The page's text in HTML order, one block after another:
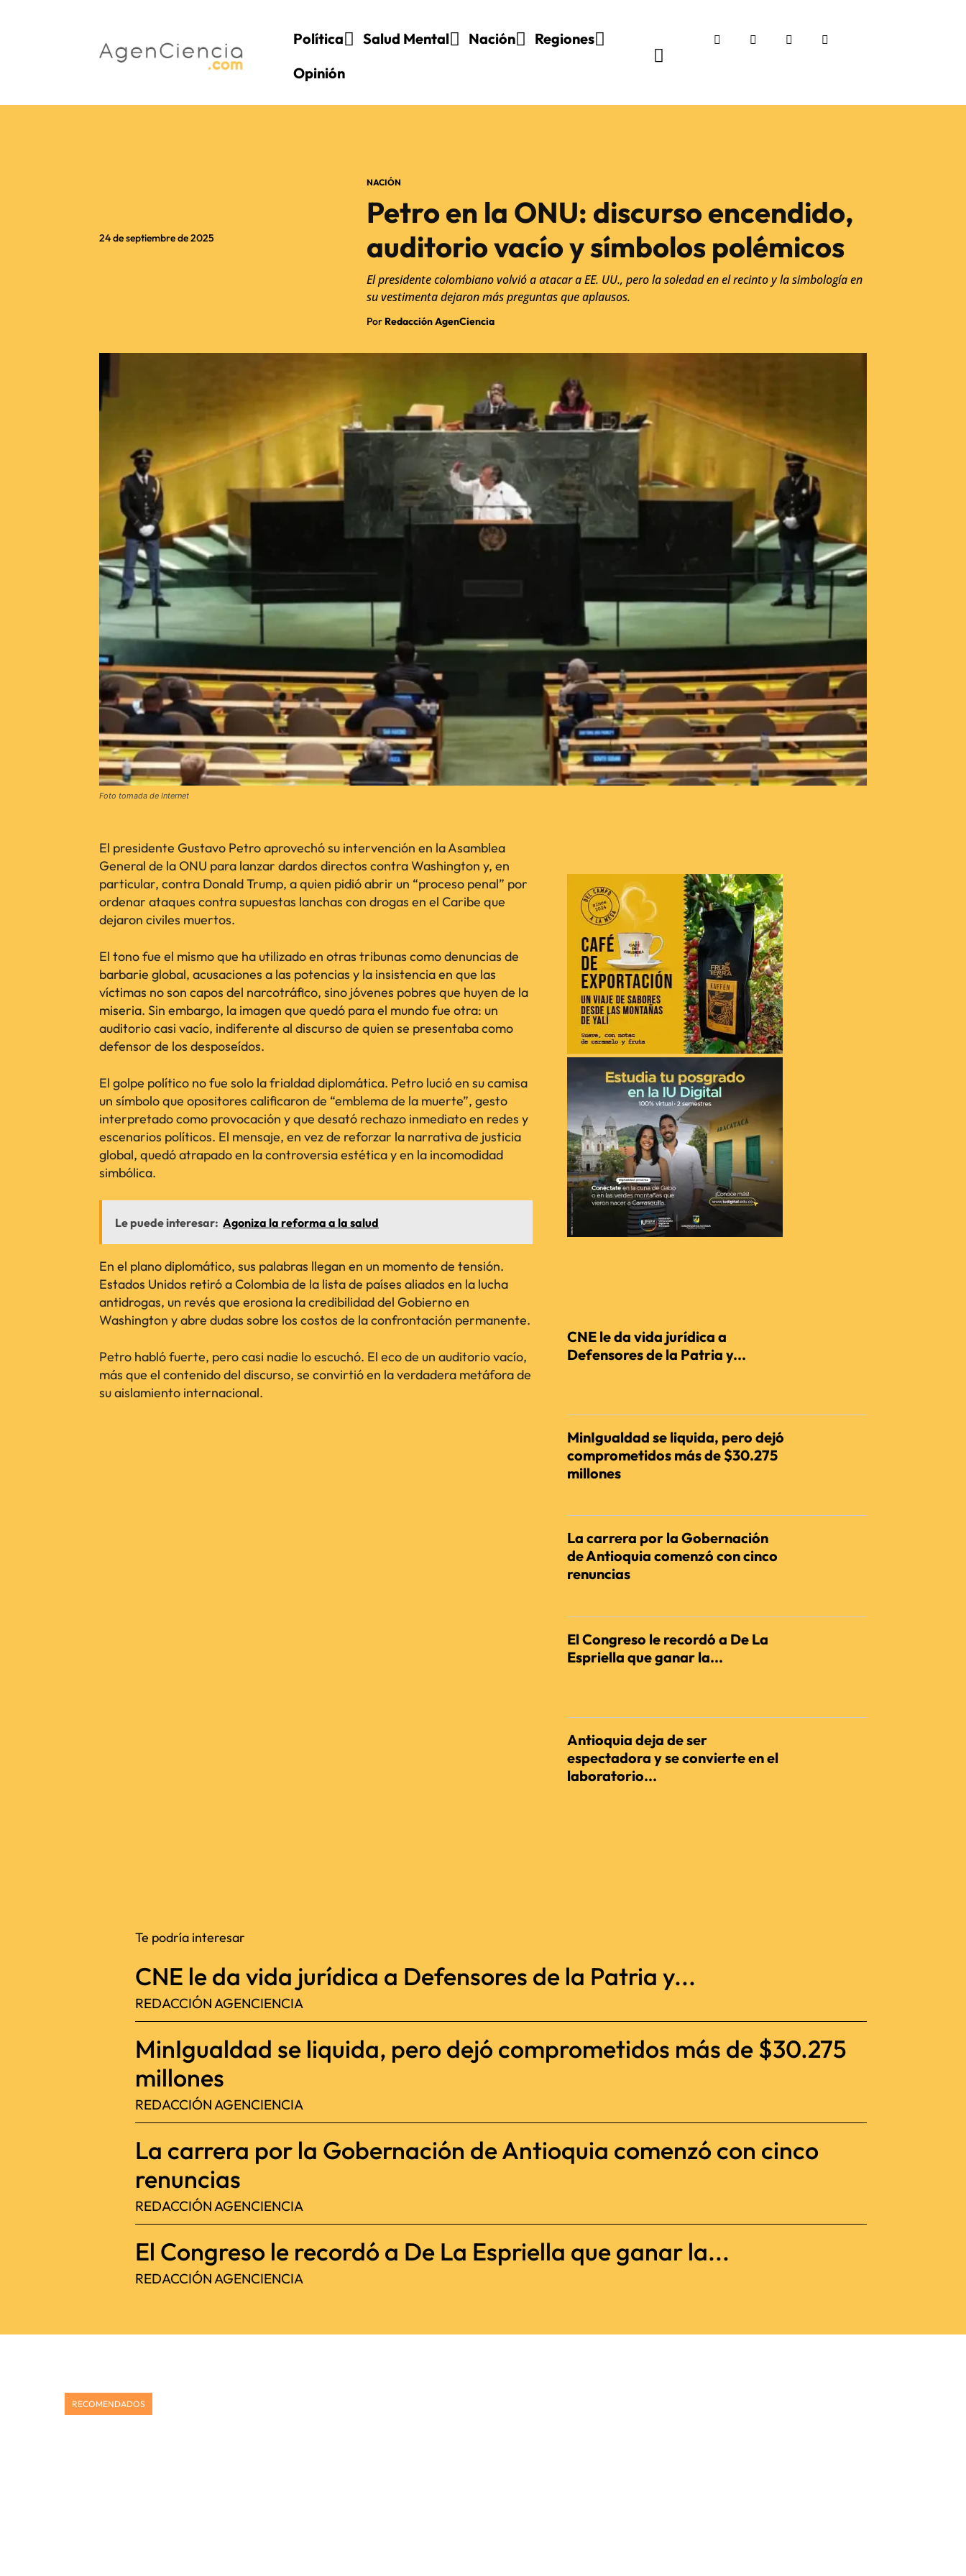
Política Salud Mental Nación
Regiones
Opinión
24 de septiembre de 2025
NACIÓN
Petro en la ONU: discurso encendido,
auditorio vacío y símbolos polémicos
El presidente colombiano volvió a atacar a EE. UU., pero la soledad en el recinto y la simbología en
su vestimenta dejaron más preguntas que aplausos.
Por Redacción AgenCiencia
Foto tomada de Internet
El presidente Gustavo Petro aprovechó su intervención en la Asamblea
General de la ONU para lanzar dardos directos contra Washington y, en
particular, contra Donald Trump, a quien pidió abrir un “proceso penal” por
ordenar ataques contra supuestas lanchas con drogas en el Caribe que
dejaron civiles muertos.
El tono fue el mismo que ha utilizado en otras tribunas como denuncias de
barbarie global, acusaciones a las potencias y la insistencia en que las
víctimas no son capos del narcotráfico, sino jóvenes pobres que huyen de la
miseria. Sin embargo, la imagen que quedó para el mundo fue otra: un
auditorio casi vacío, indiferente al discurso de quien se presentaba como
defensor de los desposeídos.
El golpe político no fue solo la frialdad diplomática. Petro lució en su camisa
un símbolo que opositores calificaron de “emblema de la muerte”, gesto
interpretado como provocación y que desató rechazo inmediato en redes y
escenarios políticos. El mensaje, en vez de reforzar la narrativa de justicia
global, quedó atrapado en la controversia estética y en la incomodidad
simbólica.
Le puede interesar: Agoniza la reforma a la salud
En el plano diplomático, sus palabras llegan en un momento de tensión.
Estados Unidos retiró a Colombia de la lista de países aliados en la lucha
antidrogas, un revés que erosiona la credibilidad del Gobierno en
Washington y abre dudas sobre los costos de la confrontación permanente.
Petro habló fuerte, pero casi nadie lo escuchó. El eco de un auditorio vacío,
más que el contenido del discurso, se convirtió en la verdadera metáfora de
su aislamiento internacional.
CNE le da vida jurídica a
Defensores de la Patria y...
MinIgualdad se liquida, pero dejó
comprometidos más de $30.275
millones
La carrera por la Gobernación
de Antioquia comenzó con cinco
renuncias
El Congreso le recordó a De La
Espriella que ganar la...
Antioquia deja de ser
espectadora y se convierte en el
laboratorio...
Te podría interesar
CNE le da vida jurídica a Defensores de la Patria y...
REDACCIÓN AGENCIENCIA
MinIgualdad se liquida, pero dejó comprometidos más de $30.275
millones
REDACCIÓN AGENCIENCIA
La carrera por la Gobernación de Antioquia comenzó con cinco
renuncias
REDACCIÓN AGENCIENCIA
El Congreso le recordó a De La Espriella que ganar la...
REDACCIÓN AGENCIENCIA
RECOMENDADOS